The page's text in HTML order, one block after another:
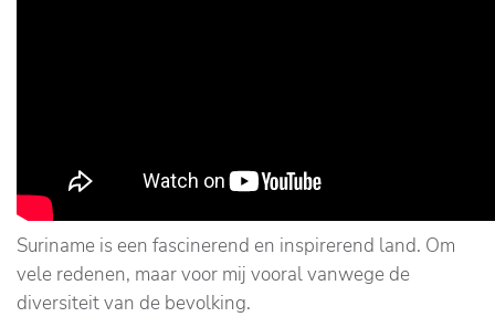
Suriname is een fascinerend en inspirerend land. Om
vele redenen, maar voor mij vooral vanwege de
diversiteit van de bevolking.